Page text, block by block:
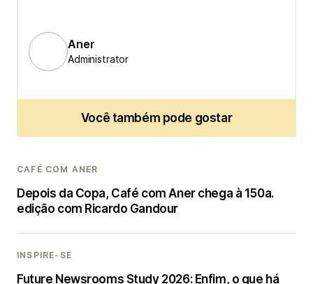
Aner
Administrator
Você também pode gostar
CAFÉ COM ANER
Depois da Copa, Café com Aner chega à 150a.
edição com Ricardo Gandour
INSPIRE-SE
Future Newsrooms Study 2026: Enfim, o que há